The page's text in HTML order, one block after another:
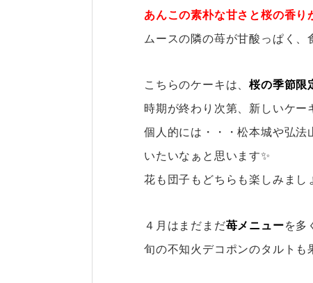
あんこの素朴な甘さと桜の香り
ムースの隣の苺が甘酸っぱく、
こちらのケーキは、桜の季節限
時期が終わり次第、新しいケ
個人的には・・・松本城や弘
いたいなぁと思います✨
花も団子もどちらも楽しみまし
４月はまだまだ苺メニューを多
旬の不知火デコポンのタルトも